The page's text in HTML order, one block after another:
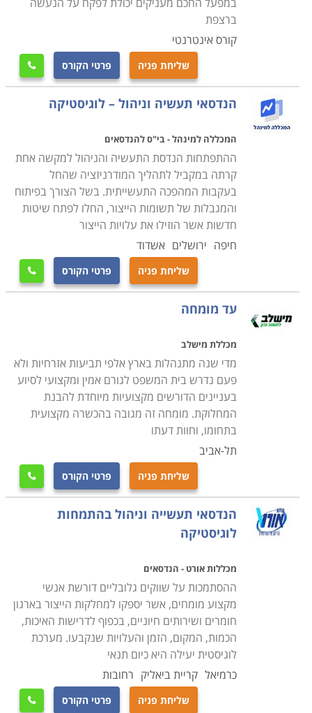
ברצפת
קורס אינטרנטי
שליחת פניה פרטי הקורס 
הנדסאי תעשיה וניהול – לוגיסטיקה
המכללה למינהל - בי"ס להנדסאים
ההתפתחות הנדסת התעשיה והניהול למקשה אחת
קרתה במקביל לתהליך המודרניזציה שהחל
בעקבות המהפכה התעשייתית. בשל הצורך בפיתוח
והמגבלות של תשומות הייצור, החלו לפתח שיטות
חדשות אשר הוזילו את עלויות הייצור
חיפה ירושלים אשדוד
שליחת פניה פרטי הקורס 
עד מומחה
מכללת מישלב
מדי שנה מתנהלות בארץ אלפי תביעות אזרחיות ולא
פעם נדרש בית המשפט לגורם אמין ומקצועי לסיוע
בעניינים הדורשים מקצועיות מיוחדת להבנת
המחלוקת. מומחה זה מגובה בהכשרה מקצועית
בתחומו, וחוות דעתו
תל-אביב
שליחת פניה פרטי הקורס 
הנדסאי תעשייה וניהול בהתמחות
לוגיסטיקה
מכללות אורט - הנדסאים
ההסתמכות על שווקים גלובליים דורשת אנשי
מקצוע מומחים, אשר יספקו למחלקות הייצור בארגון
חומרים ושירותים חיוניים, בכפוף לדרישות האיכות,
הכמות, המקום, הזמן והעלויות שנקבעו. מערכת
לוגיסטית יעילה היא כיום תנאי
כרמיאל קריית ביאליק רחובות
שליחת פניה פרטי הקורס 